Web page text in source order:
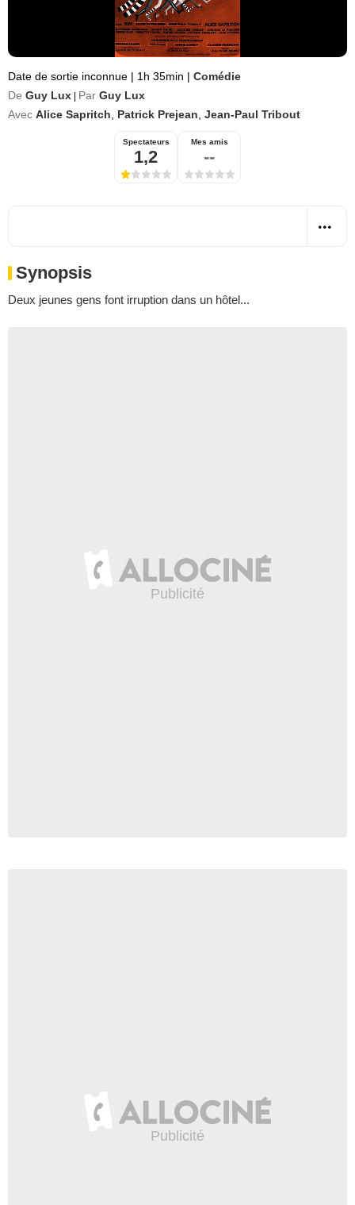
Date de sortie inconnue | 1h 35min | Comédie
De Guy Lux Par Guy Lux
Avec Alice Sapritch Patrick Prejean Jean-Paul Tribout
Spectateurs
1,2
Mes amis
--
Synopsis
Deux jeunes gens font irruption dans un hôtel...